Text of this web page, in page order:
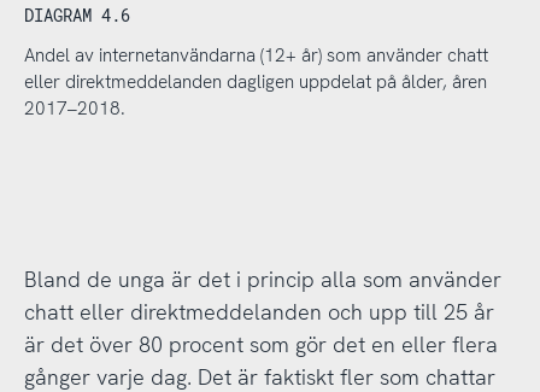
DIAGRAM 4.6
Andel av internetanvändarna (12+ år) som använder chatt
eller direktmeddelanden dagligen uppdelat på ålder, åren
2017–2018.
Bland de unga är det i princip alla som använder
chatt eller direktmeddelanden och upp till 25 år
är det över 80 procent som gör det en eller flera
gånger varje dag. Det är faktiskt fler som chattar